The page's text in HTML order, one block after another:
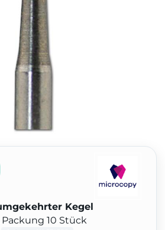
Kegel
Packung 10 Stück